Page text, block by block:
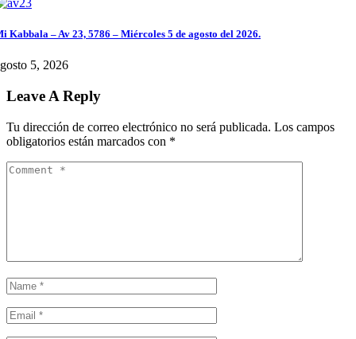
Kabbala – Av 23, 5786 – Miércoles 5 de agosto del 2026.
5, 2026
Leave A Reply
Tu dirección de correo electrónico no será publicada. Los campos
obligatorios están marcados con *